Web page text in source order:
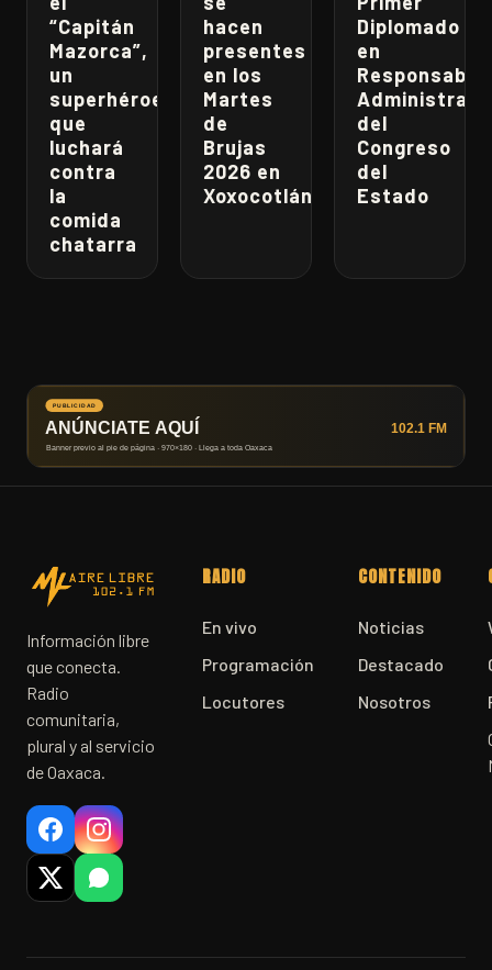
“Capitán
Mazorca”,
un
superhéroe
que
luchará
contra
la
comida
chatarra
hacen
presentes
en los
Martes
de
Brujas
2026 en
Xoxocotlán
Diplomado
en
del
Congreso
del
Estado
Información libre
que conecta.
Radio
comunitaria,
plural y al servicio
de Oaxaca.
RADIO
En vivo
Programación
Locutores
CONTENIDO
Noticias
Destacado
Nosotros